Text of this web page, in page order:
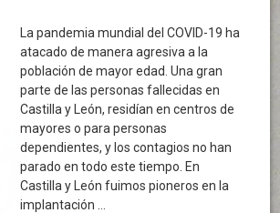
Jóvenes, No Es Posible Una
La pandemia mundial del COVID-19 ha
atacado de manera agresiva a la
población de mayor edad. Una gran
parte de las personas fallecidas en
Castilla y León, residían en centros de
mayores o para personas
dependientes, y los contagios no han
parado en todo este tiempo. En
Castilla y León fuimos pioneros en la
implantación …
Prestaciones
Prevención
Residencias
Sindicato
Tercera Edad
Trabajadores